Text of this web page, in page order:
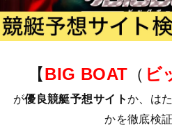
【BIG BOAT （ ビ
が優良競艇予想サイトか、は
かを徹底検